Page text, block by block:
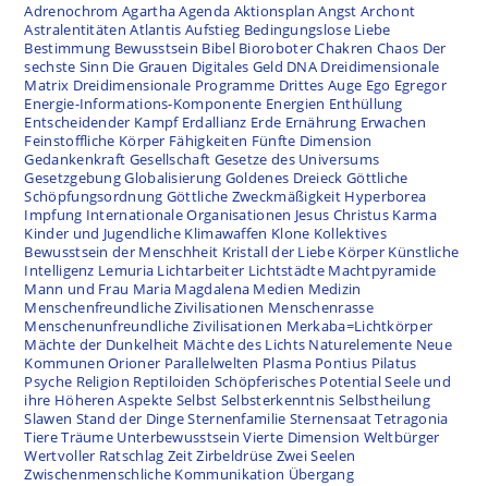
Adrenochrom AgarthaAgenda Aktionsplan Angst Archont
Astralentitäten Atlantis Aufstieg Bedingungslose Liebe
Bestimmung Bewusstsein Bibel BioroboterChakren Chaos Der
sechste Sinn Die Grauen Digitales Geld DNA Dreidimensionale
Matrix Dreidimensionale Programme Drittes Auge Ego Egregor
Energie-Informations-Komponente Energien Enthüllung
Entscheidender Kampf Erdallianz Erde Ernährung Erwachen
Feinstoffliche Körper Fähigkeiten Fünfte Dimension
Gedankenkraft Gesellschaft Gesetze des Universums
GesetzgebungGlobalisierung Goldenes Dreieck Göttliche
Schöpfungsordnung Göttliche Zweckmäßigkeit Hyperborea
Impfung Internationale Organisationen Jesus Christus Karma
Kinder und Jugendliche Klimawaffen Klone Kollektives
Bewusstsein der Menschheit Kristall der Liebe Körper Künstliche
Intelligenz Lemuria Lichtarbeiter Lichtstädte Machtpyramide
Mann und Frau Maria Magdalena Medien Medizin
Menschenfreundliche Zivilisationen Menschenrasse
Menschenunfreundliche Zivilisationen Merkaba=Lichtkörper
Mächte der Dunkelheit Mächte des Lichts Naturelemente Neue
Kommunen Orioner Parallelwelten Plasma Pontius Pilatus
Psyche Religion Reptiloiden Schöpferisches PotentialSeele und
ihre Höheren Aspekte Selbst Selbsterkenntnis Selbstheilung
Slawen Stand der DingeSternenfamilie SternensaatTetragonia
TiereTräume Unterbewusstsein Vierte Dimension Weltbürger
Wertvoller Ratschlag ZeitZirbeldrüse Zwei Seelen
Zwischenmenschliche Kommunikation Übergang